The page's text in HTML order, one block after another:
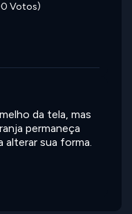
Votos)
da tela, mas
permaneça
alterar sua forma.